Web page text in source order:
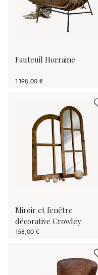
Fauteuil Horraine
1 198,00 €
Miroir et fenêtre
décorative Crowley
158,00 €